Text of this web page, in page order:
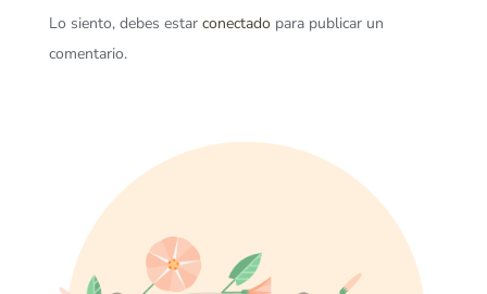
Lo siento, debes estar conectado para publicar un
comentario.